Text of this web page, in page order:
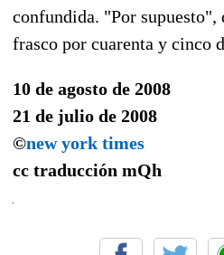
confundida. "Por supuesto",
frasco por cuarenta y cinco
10 de agosto de 2008
21 de julio de 2008
©new york times
cc traducción mQh